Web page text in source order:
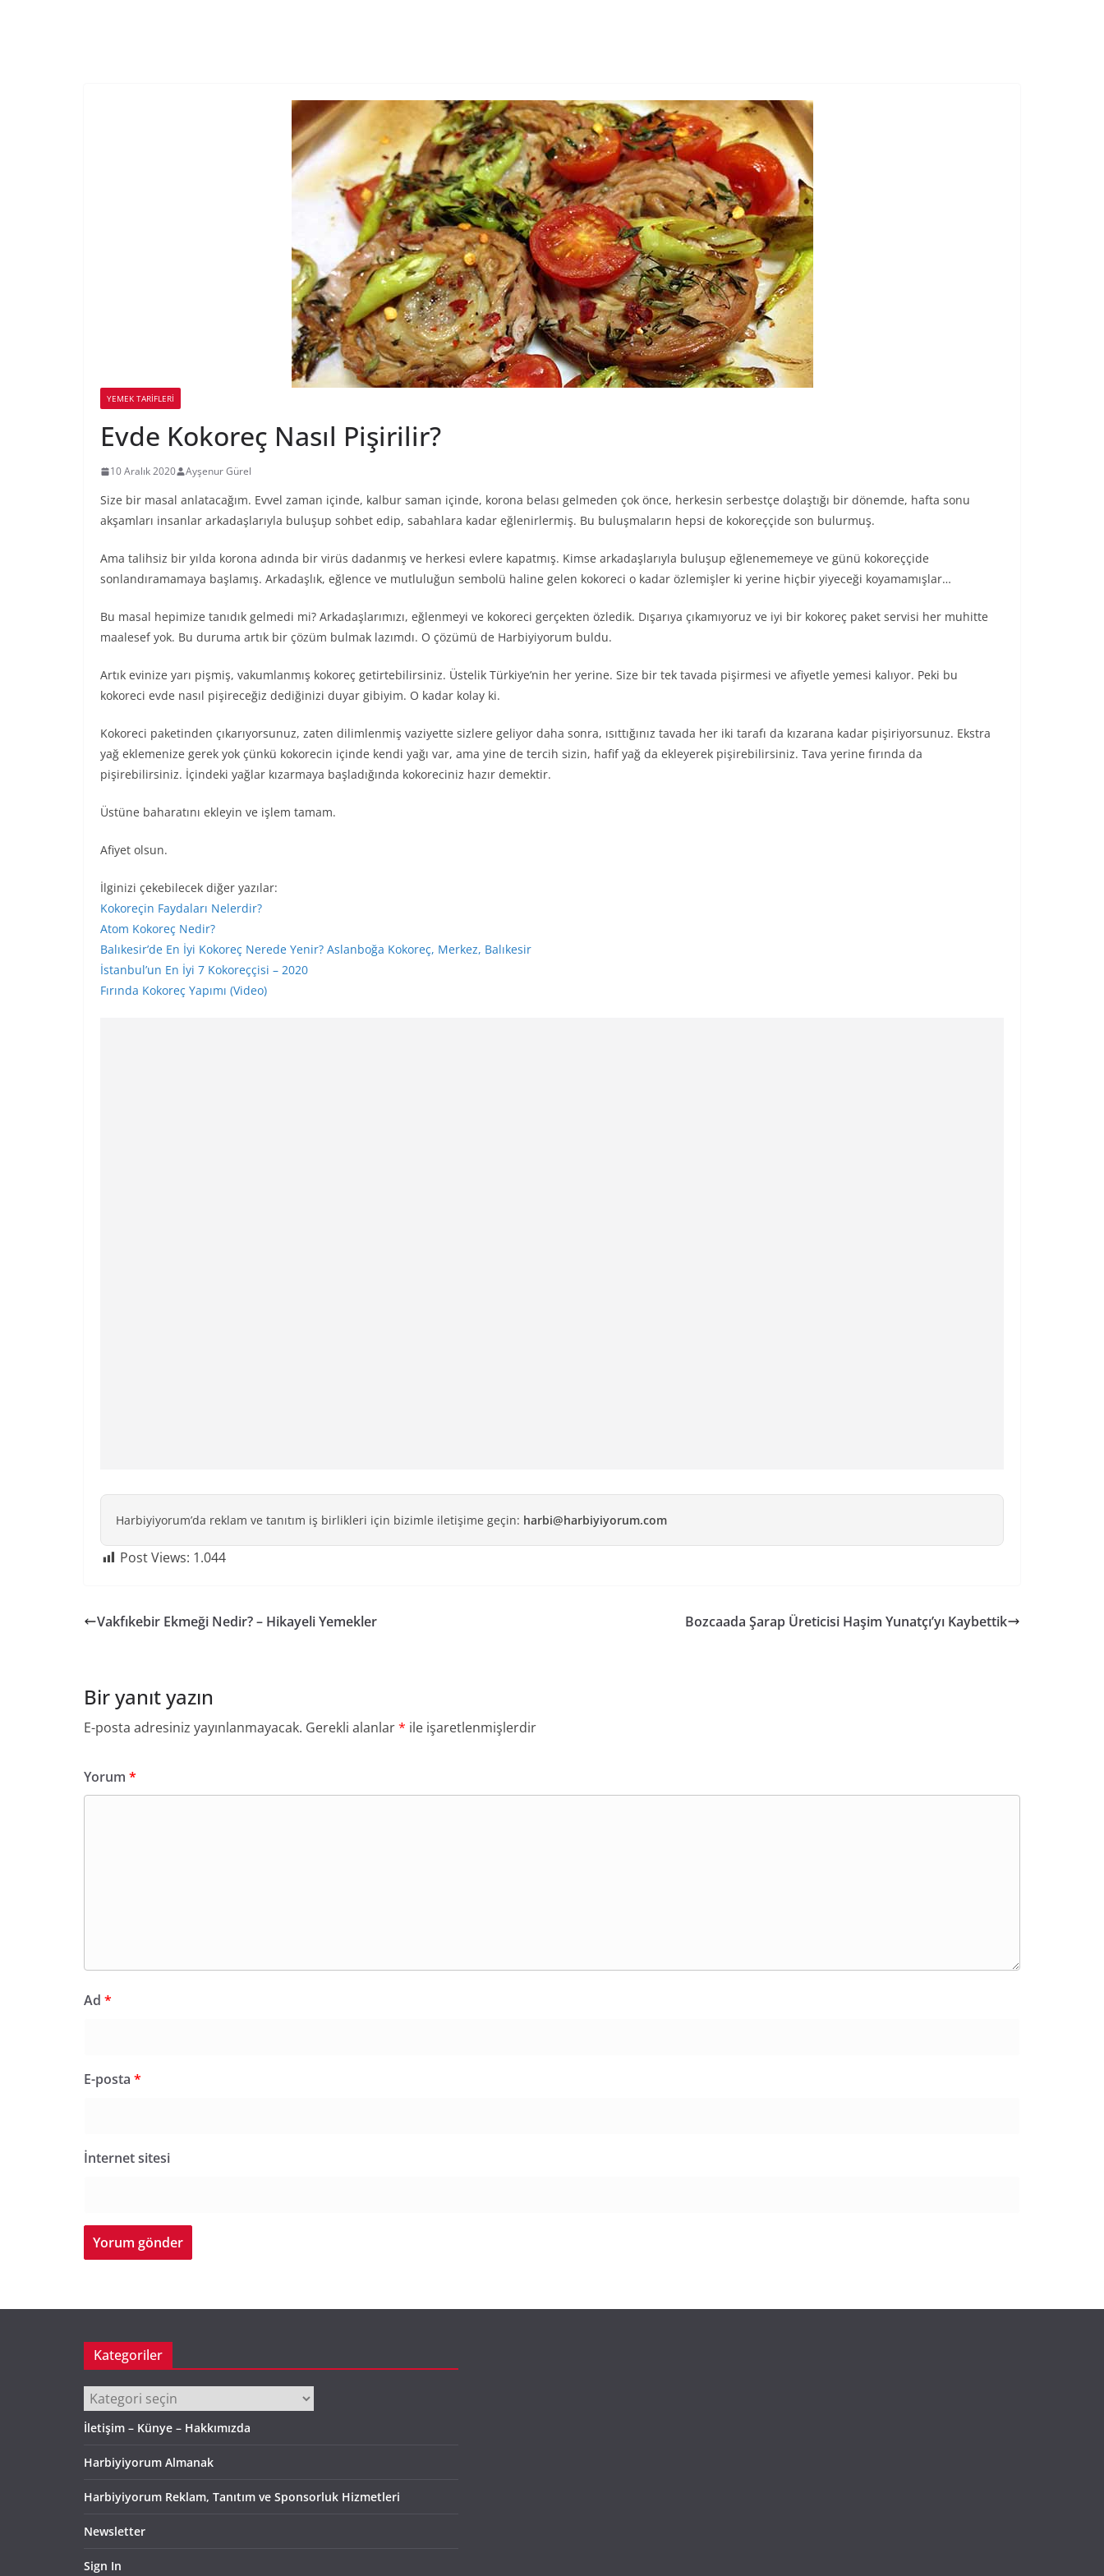
YEMEK TARİFLERİ
Evde Kokoreç Nasıl Pişirilir?
10 Aralık 2020 Ayşenur Gürel
Size bir masal anlatacağım. Evvel zaman içinde, kalbur saman içinde, korona belası gelmeden çok önce, herkesin serbestçe dolaştığı bir dönemde, hafta sonu
akşamları insanlar arkadaşlarıyla buluşup sohbet edip, sabahlara kadar eğlenirlermiş. Bu buluşmaların hepsi de kokoreççide son bulurmuş.
Ama talihsiz bir yılda korona adında bir virüs dadanmış ve herkesi evlere kapatmış. Kimse arkadaşlarıyla buluşup eğlenememeye ve günü kokoreççide
sonlandıramamaya başlamış. Arkadaşlık, eğlence ve mutluluğun sembolü haline gelen kokoreci o kadar özlemişler ki yerine hiçbir yiyeceği koyamamışlar…
Bu masal hepimize tanıdık gelmedi mi? Arkadaşlarımızı, eğlenmeyi ve kokoreci gerçekten özledik. Dışarıya çıkamıyoruz ve iyi bir kokoreç paket servisi her muhitte
maalesef yok. Bu duruma artık bir çözüm bulmak lazımdı. O çözümü de Harbiyiyorum buldu.
Artık evinize yarı pişmiş, vakumlanmış kokoreç getirtebilirsiniz. Üstelik Türkiye’nin her yerine. Size bir tek tavada pişirmesi ve afiyetle yemesi kalıyor. Peki bu
kokoreci evde nasıl pişireceğiz dediğinizi duyar gibiyim. O kadar kolay ki.
Kokoreci paketinden çıkarıyorsunuz, zaten dilimlenmiş vaziyette sizlere geliyor daha sonra, ısıttığınız tavada her iki tarafı da kızarana kadar pişiriyorsunuz. Ekstra
yağ eklemenize gerek yok çünkü kokorecin içinde kendi yağı var, ama yine de tercih sizin, hafif yağ da ekleyerek pişirebilirsiniz. Tava yerine fırında da
pişirebilirsiniz. İçindeki yağlar kızarmaya başladığında kokoreciniz hazır demektir.
Üstüne baharatını ekleyin ve işlem tamam.
Afiyet olsun.
İlginizi çekebilecek diğer yazılar:
Kokoreçin Faydaları Nelerdir?
Atom Kokoreç Nedir?
Balıkesir’de En İyi Kokoreç Nerede Yenir? Aslanboğa Kokoreç, Merkez, Balıkesir
İstanbul’un En İyi 7 Kokoreççisi – 2020
Fırında Kokoreç Yapımı (Video)
Harbiyiyorum’da reklam ve tanıtım iş birlikleri için bizimle iletişime geçin: harbi@harbiyiyorum.com
Post Views: 1.044
Vakfıkebir Ekmeği Nedir? – Hikayeli Yemekler Bozcaada Şarap Üreticisi Haşim Yunatçı’yı Kaybettik
Bir yanıt yazın
E-posta adresiniz yayınlanmayacak. Gerekli alanlar* ile işaretlenmişlerdir
Yorum *
Ad *
E-posta *
İnternet sitesi
Kategoriler
Kategoriler
İletişim – Künye – Hakkımızda
Harbiyiyorum Almanak
Harbiyiyorum Reklam, Tanıtım ve Sponsorluk Hizmetleri
Newsletter
Sign In